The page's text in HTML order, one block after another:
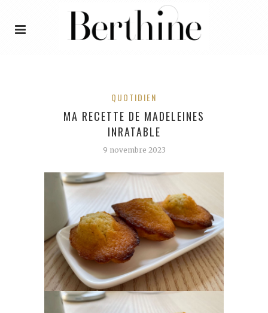
QUOTIDIEN
MA RECETTE DE MADELEINES
INRATABLE
9 novembre 2023